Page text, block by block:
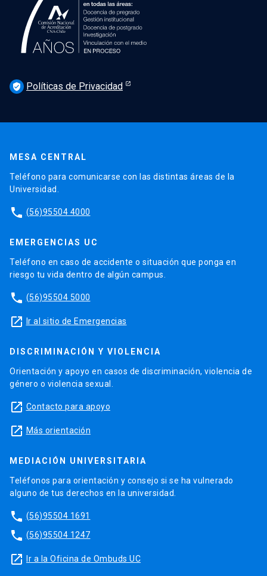
verified_user Políticas de Privacidad
MESA CENTRAL
Teléfono para comunicarse con las distintas áreas de la
Universidad.
phone (56)95504 4000
EMERGENCIAS UC
Teléfono en caso de accidente o situación que ponga en
riesgo tu vida dentro de algún campus.
phone (56)95504 5000
launch Ir al sitio de Emergencias
DISCRIMINACIÓN Y VIOLENCIA
Orientación y apoyo en casos de discriminación, violencia de
género o violencia sexual.
launch Contacto para apoyo
launch Más orientación
MEDIACIÓN UNIVERSITARIA
Teléfonos para orientación y consejo si se ha vulnerado
alguno de tus derechos en la universidad.
phone (56)95504 1691
phone (56)95504 1247
launch Ir a la Oficina de Ombuds UC